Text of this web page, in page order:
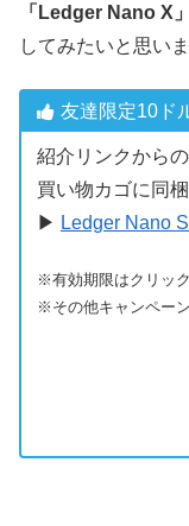
「Ledger Nano X」
してみたいと思いま
友達限定10ド
紹介リンクから
買い物カゴに同
▶ Ledger Nano
※有効期限はクリッ
※その他キャンペー